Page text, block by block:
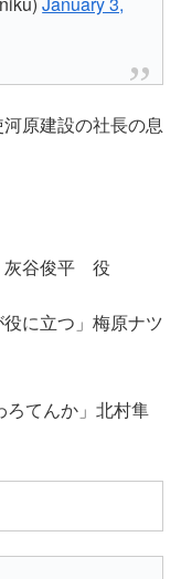
原建設の社長の息
灰谷俊平 役
に立つ」梅原ナツ
ろてんか」北村隼